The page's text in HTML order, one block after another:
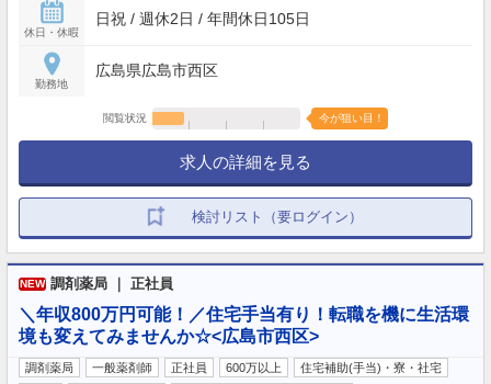
休日・休暇
日祝 / 週休2日 / 年間休日105日
勤務地
広島県広島市西区
閲覧状況 今が狙い目！
求人の詳細を見る
検討リスト（要ログイン）
NEW 調剤薬局 ｜ 正社員
＼年収800万円可能！／住宅手当有り！転職を機に生活環
境も変えてみませんか☆<広島市西区>
調剤薬局 一般薬剤師 正社員 600万以上
住宅補助(手当)・寮・社宅